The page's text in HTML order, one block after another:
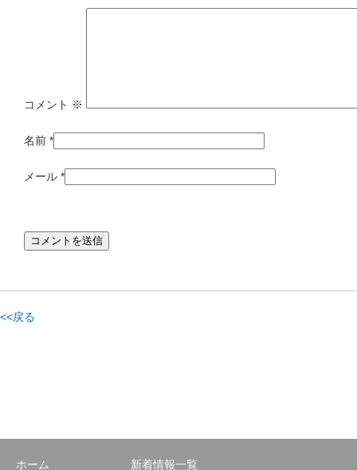
コメント ※
名前 *
メール *
<<戻る
ホーム
新着情報一覧